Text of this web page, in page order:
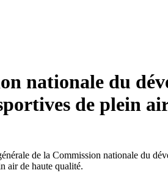
nationale du
de plein
de la Commission nationale du
air de haute qualité.